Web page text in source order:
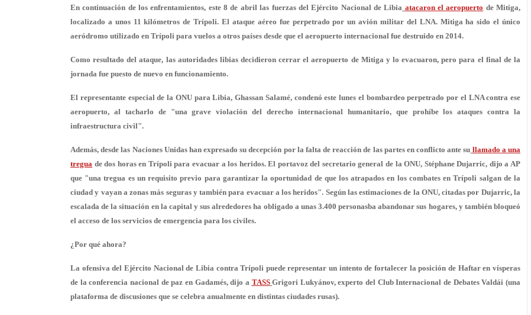
En continuación de los enfrentamientos, este 8 de abril las fuerzas del Ejército Nacional de Libia atacaron el aeropuerto de Mitiga,
localizado a unos 11 kilómetros de Trípoli. El ataque aéreo fue perpetrado por un avión militar del LNA. Mitiga ha sido el único
aeródromo utilizado en Trípoli para vuelos a otros países desde que el aeropuerto internacional fue destruido en 2014.
Como resultado del ataque, las autoridades libias decidieron cerrar el aeropuerto de Mitiga y lo evacuaron, pero para el final de la
jornada fue puesto de nuevo en funcionamiento.
El representante especial de la ONU para Libia, Ghassan Salamé, condenó este lunes el bombardeo perpetrado por el LNA contra ese
aeropuerto, al tacharlo de "una grave violación del derecho internacional humanitario, que prohíbe los ataques contra la
infraestructura civil".
Además, desde las Naciones Unidas han expresado su decepción por la falta de reacción de las partes en conflicto ante su llamado a una
tregua de dos horas en Trípoli para evacuar a los heridos. El portavoz del secretario general de la ONU, Stéphane Dujarric, dijo a AP
que "una tregua es un requisito previo para garantizar la oportunidad de que los atrapados en los combates en Trípoli salgan de la
ciudad y vayan a zonas más seguras y también para evacuar a los heridos". Según las estimaciones de la ONU, citadas por Dujarric, la
escalada de la situación en la capital y sus alrededores ha obligado a unas 3.400 personasba abandonar sus hogares, y también bloqueó
el acceso de los servicios de emergencia para los civiles.
¿Por qué ahora?
La ofensiva del Ejército Nacional de Libia contra Trípoli puede representar un intento de fortalecer la posición de Haftar en vísperas
de la conferencia nacional de paz en Gadamés, dijo a TASS Grigori Lukyánov, experto del Club Internacional de Debates Valdái (una
plataforma de discusiones que se celebra anualmente en distintas ciudades rusas).